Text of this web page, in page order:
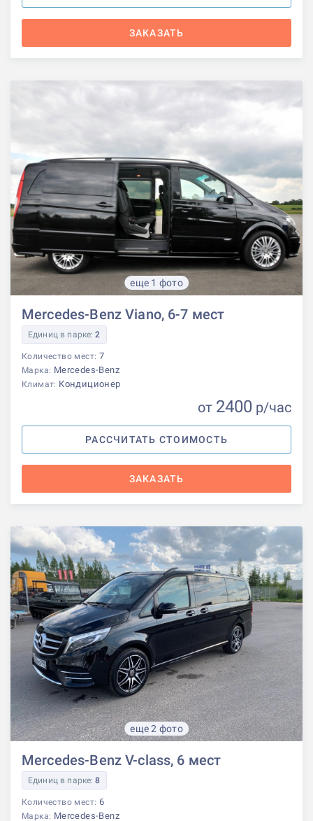
ЗАКАЗАТЬ
еще 1 фото
Mercedes-Benz Viano, 6-7 мест
Единиц в парке:2
Количество мест: 7
Марка: Mercedes-Benz
Климат: Кондиционер
от 2400 р/час
РАССЧИТАТЬ СТОИМОСТЬ
ЗАКАЗАТЬ
еще 2 фото
Mercedes-Benz V-class, 6 мест
Единиц в парке:8
Количество мест: 6
Марка: Mercedes-Benz